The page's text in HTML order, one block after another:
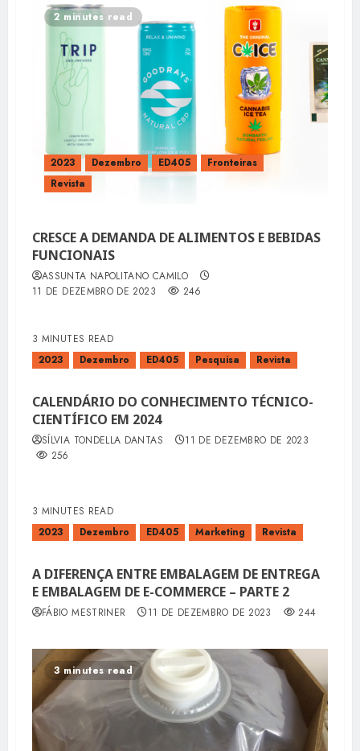
2 minutes read
2023 Dezembro ED405
Fronteiras
Revista
CRESCE A DEMANDA DE ALIMENTOS E BEBIDAS
FUNCIONAIS
ASSUNTA NAPOLITANO CAMILO
11 DE DEZEMBRO DE 2023
246
3 MINUTES READ
2023
Dezembro ED405 Pesquisa Revista
CALENDÁRIO DO CONHECIMENTO TÉCNICO-
CIENTÍFICO EM 2024
SÍLVIA TONDELLA DANTAS
11 DE DEZEMBRO DE 2023
256
3 MINUTES READ
2023
Dezembro ED405 Marketing Revista
A DIFERENÇA ENTRE EMBALAGEM DE ENTREGA
E EMBALAGEM DE E-COMMERCE – PARTE 2
FÁBIO MESTRINER 11 DE DEZEMBRO DE 2023 244
3 minutes read